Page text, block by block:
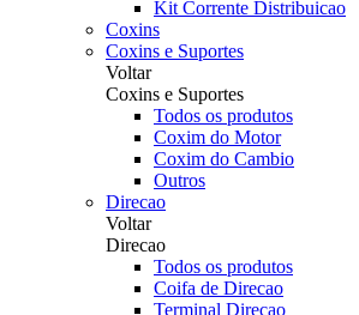
Kit Corrente Distribuicao
Coxins
Coxins e Suportes
Voltar
Coxins e Suportes
Todos os produtos
Coxim do Motor
Coxim do Cambio
Outros
Direcao
Voltar
Direcao
Todos os produtos
Coifa de Direcao
Terminal Direcao